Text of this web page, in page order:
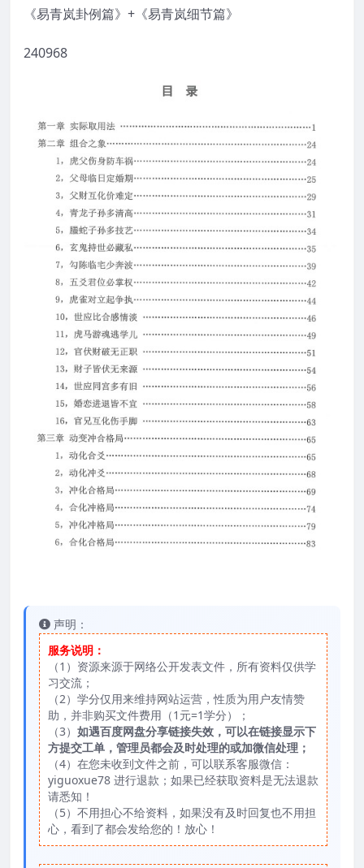
《易青岚卦例篇》+《易青岚细节篇》
240968
声明：
服务说明：
（1）资源来源于网络公开发表文件，所有资料仅供学
习交流；
（2）学分仅用来维持网站运营，性质为用户友情赞
助，并非购买文件费用（1元=1学分）；
（3） 如遇百度网盘分享链接失效，可以在链接显示下
方提交工单，管理员都会及时处理的或加微信处理；
（4）在您未收到文件之前，可以联系客服微信：
yiguoxue78 进行退款；如果已经获取资料是无法退款
请悉知！
（5）不用担心不给资料，如果没有及时回复也不用担
心，看到了都会发给您的！放心！